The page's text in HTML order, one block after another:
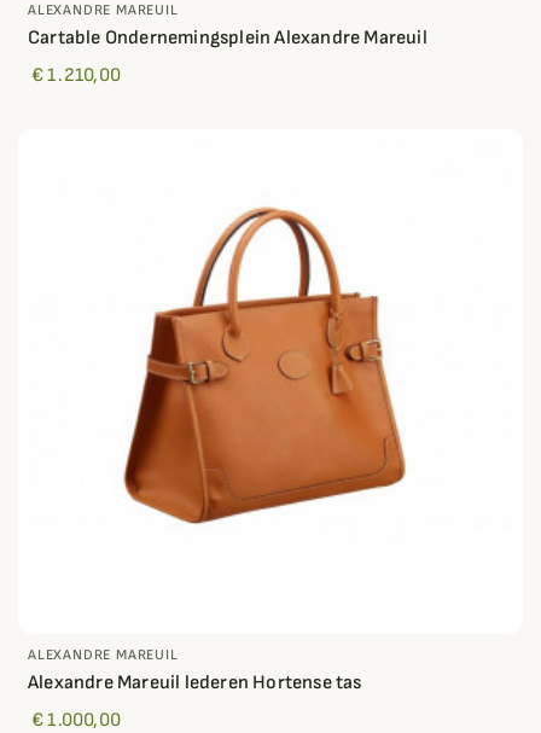
ALEXANDRE MAREUIL
Cartable Ondernemingsplein Alexandre Mareuil
€ 1.210,00
ALEXANDRE MAREUIL
Alexandre Mareuil lederen Hortense tas
€ 1.000,00